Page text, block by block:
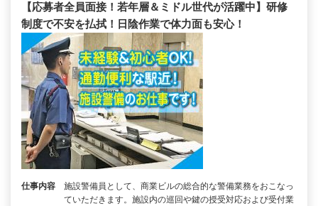
【応募者全員面接！若年層＆ミドル世代が活躍中】研修
制度で不安を払拭！日陰作業で体力面も安心！
仕事内容
施設警備員として、商業ビルの総合的な警備業務をおこなっ
ていただきます。施設内の巡回や鍵の授受対応および受付業